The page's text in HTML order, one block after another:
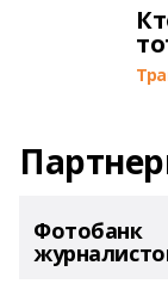
Фотобанк